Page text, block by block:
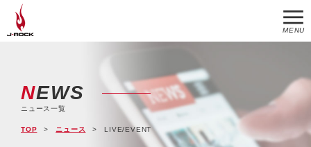
MENU
NEWS
ニュース一覧
TOP ニュース LIVE/EVENT